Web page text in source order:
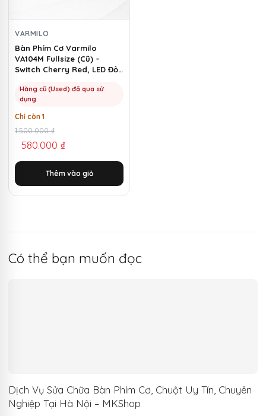
VARMILO
Bàn Phím Cơ Varmilo
VA104M Fullsize (Cũ) –
Switch Cherry Red, LED Đỏ |
Hàng cũ (Used) đã qua sử
dụng
Chỉ còn 1
1.500.000₫
Giá
gốc
là:
1.500.000 ₫.
580.000 ₫
Giá
hiện
tại
là:
580.000 ₫.
Thêm vào giỏ
Có thể bạn muốn đọc
Dịch Vụ Sửa Chữa Bàn Phím Cơ, Chuột Uy Tín, Chuyên
Nghiệp Tại Hà Nội – MKShop